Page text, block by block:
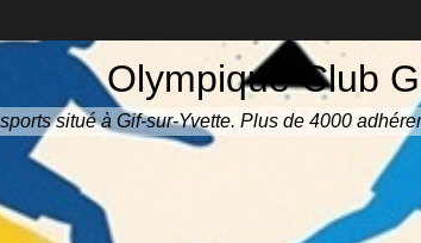
Olympique Club
situé à Gif-sur-Yvette. Plus de 4000